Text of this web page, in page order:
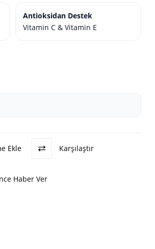
Antioksidan Destek
Vitamin C & Vitamin E
Ekle Karşılaştır
Haber Ver